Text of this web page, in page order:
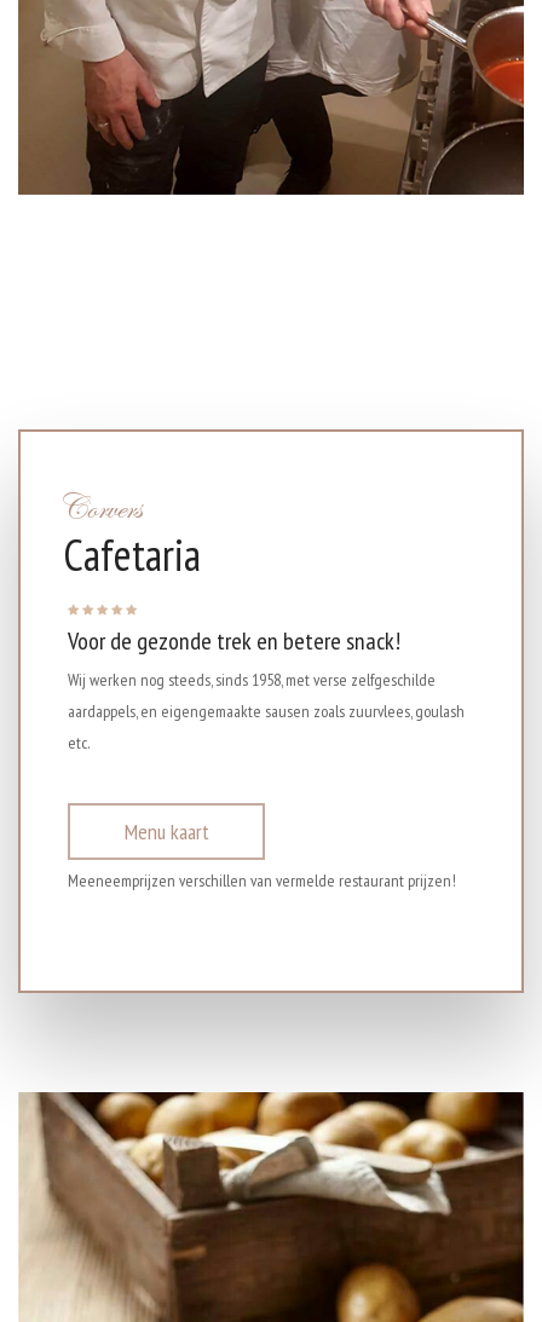
Corvers
Cafetaria
Voor de gezonde trek en betere snack!
Wij werken nog steeds, sinds 1958, met verse zelfgeschilde
aardappels, en eigengemaakte sausen zoals zuurvlees, goulash
etc.
Menu kaart
Meeneemprijzen verschillen van vermelde restaurant prijzen!